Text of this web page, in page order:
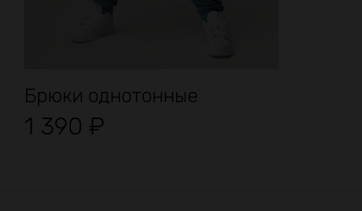
Брюки однотонные
1 390 ₽